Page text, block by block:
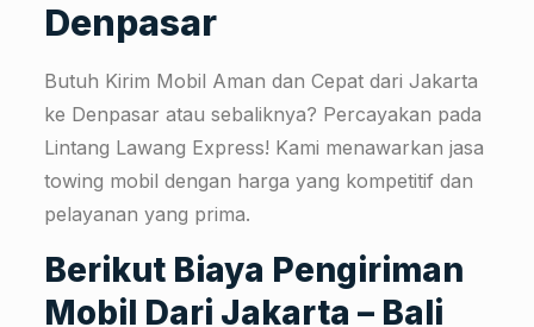
Denpasar
Butuh Kirim Mobil Aman dan Cepat dari Jakarta
ke Denpasar atau sebaliknya? Percayakan pada
Lintang Lawang Express! Kami menawarkan jasa
towing mobil dengan harga yang kompetitif dan
pelayanan yang prima.
Berikut Biaya Pengiriman
Mobil Dari Jakarta – Bali